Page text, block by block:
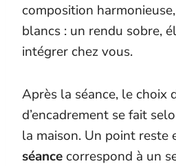
composition
blancs : un rendu sobre,
intégrer chez vous.
Après la séance, le choix
d’encadrement se fait
la maison. Un point reste
séance correspond à un